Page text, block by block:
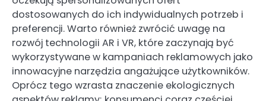
dostosowanych do ich indywidualnych potrzeb i
preferencji. Warto również zwrócić uwagę na
rozwój technologii AR i VR, które zaczynają być
wykorzystywane w kampaniach reklamowych jako
innowacyjne narzędzia angażujące użytkowników.
Oprócz tego wzrasta znaczenie ekologicznych